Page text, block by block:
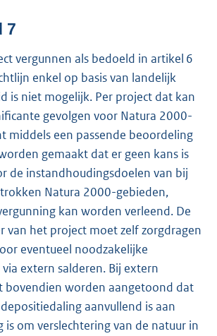
7
vergunnen als bedoeld in artikel 6
enkel op basis van landelijk
is niet mogelijk. Per project dat kan
gevolgen voor Natura 2000-
middels een passende beoordeling
gemaakt dat er geen kans is
de instandhoudingsdoelen van bij
Natura 2000-gebieden,
kan worden verleend. De
van het project moet zelf zorgdragen
eventueel noodzakelijke
extern salderen. Bij extern
bovendien worden aangetoond dat
aanvullend is aan
is om verslechtering van de natuur in